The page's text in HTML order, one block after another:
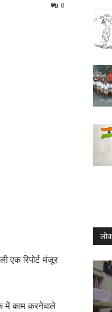
0
एक रिपोर्ट मंजूर
में काम करनेवाले